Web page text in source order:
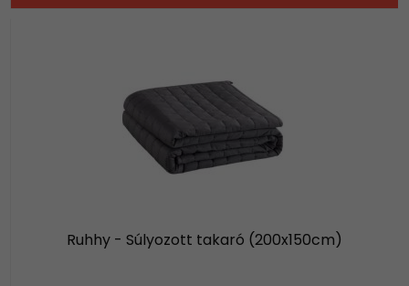
Ruhhy - Súlyozott takaró (200x150cm)